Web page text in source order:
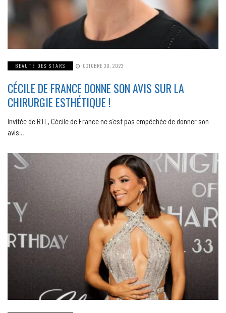
BEAUTÉ DES STARS OCTOBRE 30, 2023
CÉCILE DE FRANCE DONNE SON AVIS SUR LA
CHIRURGIE ESTHÉTIQUE !
Invitée de RTL, Cécile de France ne s’est pas empêchée de donner son
avis…